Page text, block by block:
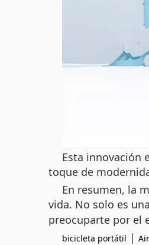
Esta innovación
toque de
En resumen, la
vida. No solo es
preocuparte por el
bicicleta portátil |